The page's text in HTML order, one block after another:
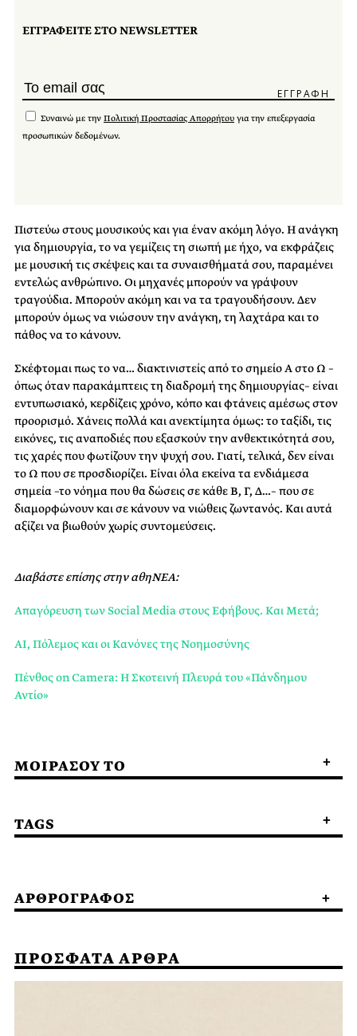
ΕΓΓΡΑΦΕΙΤΕ ΣΤΟ NEWSLETTER
Συναινώ με την Πολιτική Προστασίας Απορρήτου για την επεξεργασία
προσωπικών δεδομένων.
Πιστεύω στους μουσικούς και για έναν ακόμη λόγο. Η ανάγκη
για δημιουργία, το να γεμίζεις τη σιωπή με ήχο, να εκφράζεις
με μουσική τις σκέψεις και τα συναισθήματά σου, παραμένει
εντελώς ανθρώπινο. Οι μηχανές μπορούν να γράψουν
τραγούδια. Μπορούν ακόμη και να τα τραγουδήσουν. Δεν
μπορούν όμως να νιώσουν την ανάγκη, τη λαχτάρα και το
πάθος να το κάνουν.
Σκέφτομαι πως το να… διακτινιστείς από το σημείο Α στο Ω –
όπως όταν παρακάμπτεις τη διαδρομή της δημιουργίας– είναι
εντυπωσιακό, κερδίζεις χρόνο, κόπο και φτάνεις αμέσως στον
προορισμό. Χάνεις πολλά και ανεκτίμητα όμως: το ταξίδι, τις
εικόνες, τις αναποδιές που εξασκούν την ανθεκτικότητά σου,
τις χαρές που φωτίζουν την ψυχή σου. Γιατί, τελικά, δεν είναι
το Ω που σε προσδιορίζει. Είναι όλα εκείνα τα ενδιάμεσα
σημεία –το νόημα που θα δώσεις σε κάθε Β, Γ, Δ…– που σε
διαμορφώνουν και σε κάνουν να νιώθεις ζωντανός. Και αυτά
αξίζει να βιωθούν χωρίς συντομεύσεις.
Διαβάστε επίσης στην αθηΝΕΑ:
Απαγόρευση των Social Media στους Εφήβους. Και Μετά;
AI, Πόλεμος και οι Κανόνες της Νοημοσύνης
Πένθος on Camera: Η Σκοτεινή Πλευρά του «Πάνδημου
Αντίο»
ΜΟΙΡΑΣΟΥ ΤΟ
TAGS
ΑΡΘΡΟΓΡΑΦΟΣ
ΠΡΟΣΦΑΤΑ ΑΡΘΡΑ